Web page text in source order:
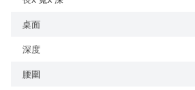
桌面
深度
腰圍